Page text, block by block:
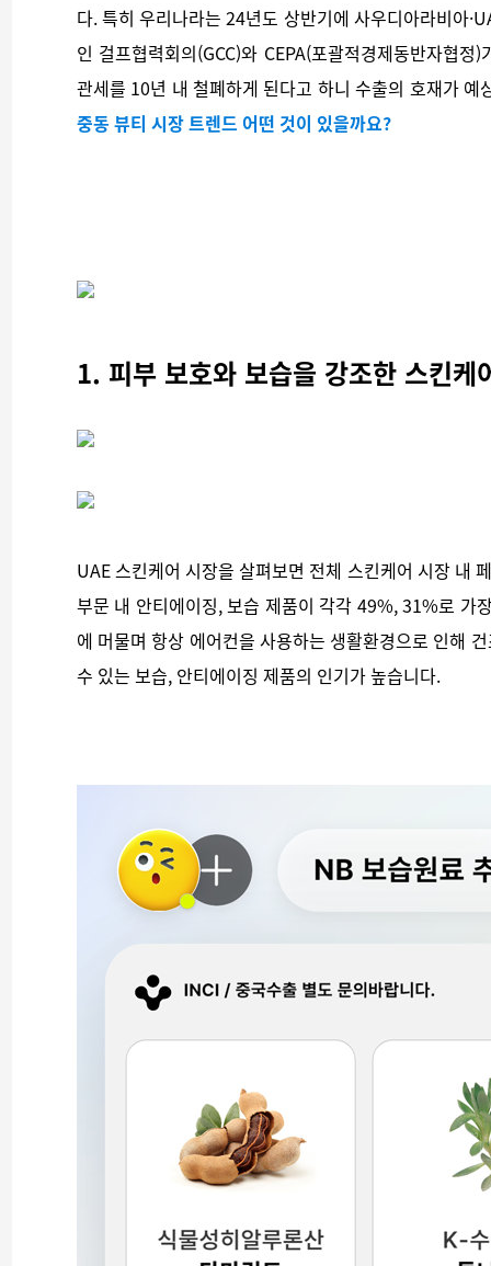
다. 특히 우리나라는 24년도 상반기에 사우디아라비아
인 걸프협력회의(GCC)와 CEPA(포괄적경제동반자협
관세를 10년 내 철폐하게 된다고 하니 수출의 호재가 예
중동 뷰티 시장 트렌드 어떤 것이 있을까요?
1. 피부 보호와 보습을 강조한 스킨케
UAE 스킨케어 시장을 살펴보면 전체 스킨케어 시장 내
부문 내 안티에이징, 보습 제품이 각각 49%, 31%로 가
에 머물며 항상 에어컨을 사용하는 생활환경으로 인해
수 있는 보습, 안티에이징 제품의 인기가 높습니다.